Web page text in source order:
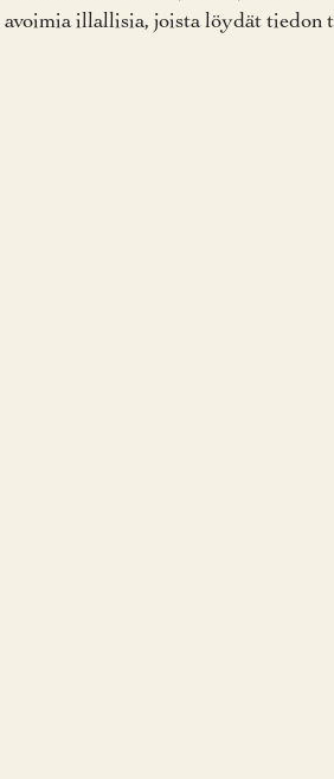
illallisia, joista löydät tiedon